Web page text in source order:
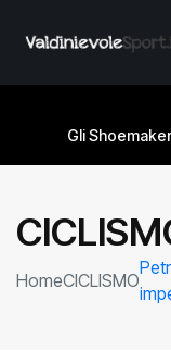
Gli
HomeCICLISMO